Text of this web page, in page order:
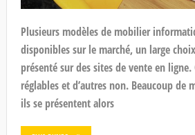
Plusieurs modèles de mobilier
disponibles sur le marché, un large
présenté sur des sites de vente en
réglables et d’autres non. Beaucoup de
ils se présentent alors